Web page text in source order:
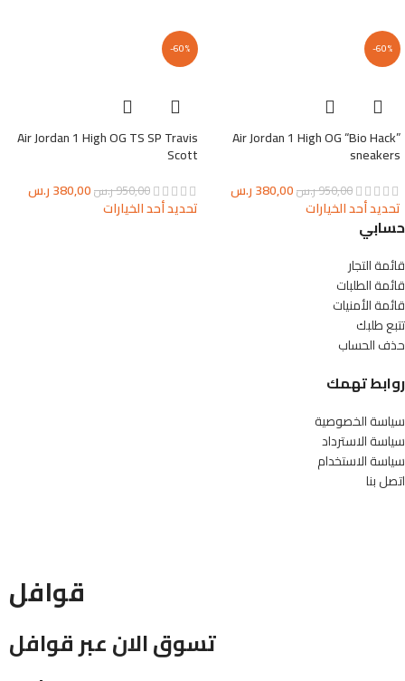
-60%
Air Jordan 1 High OG “Bio Hack”
sneakers
950,00ر.س380,00ر.س
تحديد أحد الخيارات
-60%
Air Jordan 1 High OG TS SP Travis
Scott
950,00ر.س380,00ر.س
تحديد أحد الخيارات
حسابي
قائمة التجار
قائمة الطلبات
قائمة الأمنيات
تتبع طلبك
حذف الحساب
روابط تهمك
سياسة الخصوصية
سياسة الاسترداد
سياسة الاستخدام
اتصل بنا
قوافل
تسوق الان عبر قوافل